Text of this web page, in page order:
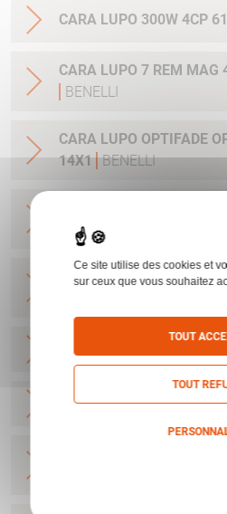
CARA LUPO 300W 4CP
CARA LUPO 7 REM MAG
BENELLI
CARA LUPO OPTIFADE
14X1 BENELLI
BENELLI
CARA LUPO HPR
CARA LUPO HPR 308 W
Ce site utilise des cookies et
sur ceux que vous souhaitez
TOUT
TOUT